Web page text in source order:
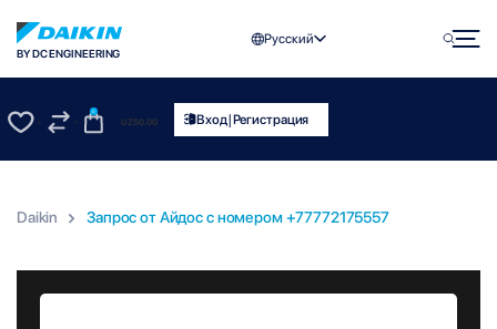
BY DC ENGINEERING
Русский
0
UZS0.00 Вход|Регистрация
Daikin Запрос от Айдос c номером +77772175557